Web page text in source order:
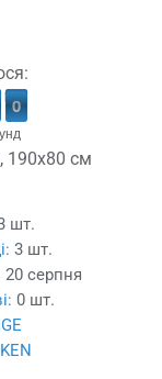
0
9
9
190x80 см
шт.
3 шт.
20 серпня
0 шт.